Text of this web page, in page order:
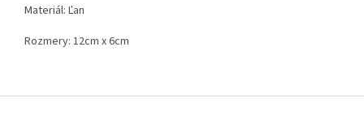
Materiál: Ľan
Rozmery: 12cm x 6cm